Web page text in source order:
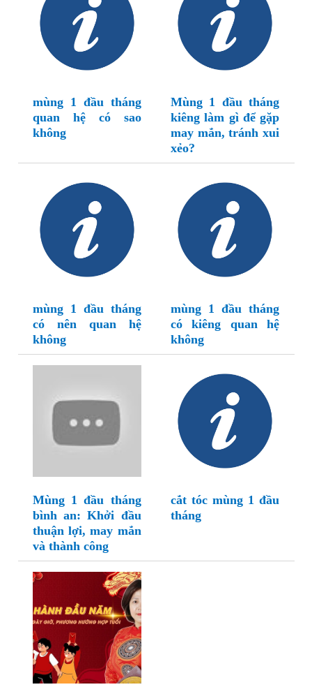
mùng 1 đầu tháng
quan hệ có sao
không
Mùng 1 đầu tháng
kiêng làm gì để gặp
may mắn, tránh xui
xẻo?
mùng 1 đầu tháng
có nên quan hệ
không
mùng 1 đầu tháng
có kiêng quan hệ
không
Mùng 1 đầu tháng
bình an: Khởi đầu
thuận lợi, may mắn
và thành công
cắt tóc mùng 1 đầu
tháng